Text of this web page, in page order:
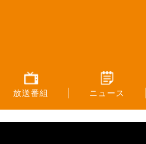
放送番組 ニュース